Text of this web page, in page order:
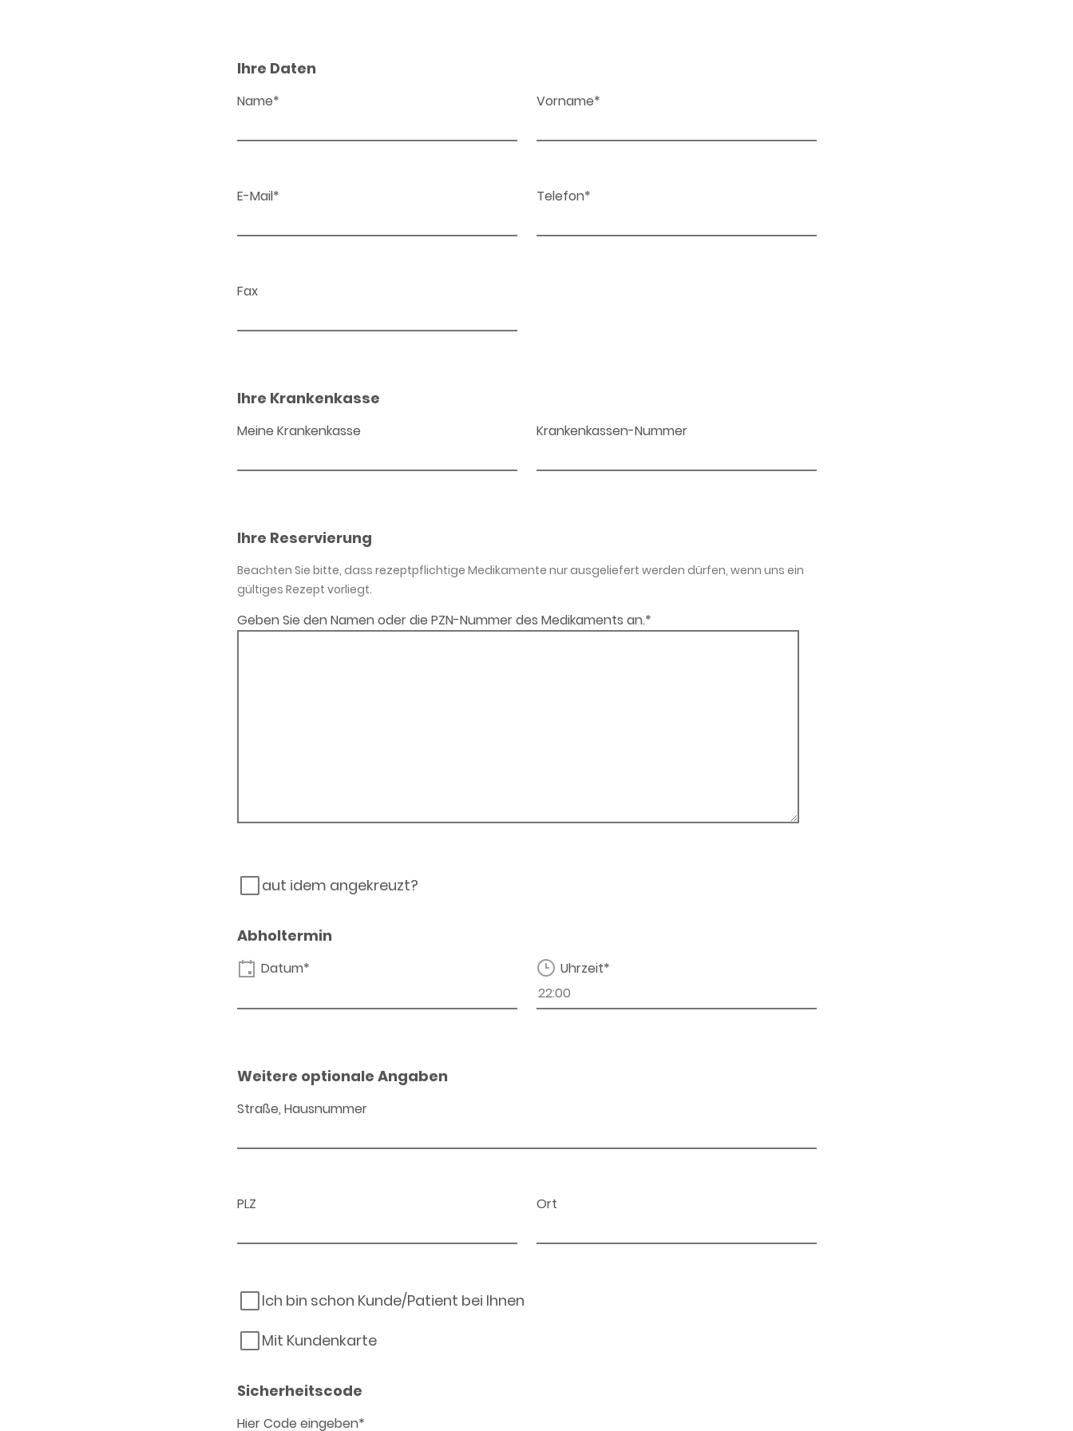
Ihre Daten
Name* Vorname*
E-Mail* Telefon*
Fax
Ihre Krankenkasse
Meine Krankenkasse Krankenkassen-Nummer
Ihre Reservierung
Beachten Sie bitte, dass rezeptpflichtige Medikamente nur ausgeliefert werden dürfen, wenn uns ein
gültiges Rezept vorliegt.
Geben Sie den Namen oder die PZN-Nummer des Medikaments an.*
aut idem angekreuzt?
Abholtermin
Datum* Uhrzeit*
Weitere optionale Angaben
Straße, Hausnummer
PLZ Ort
Ich bin schon Kunde/Patient bei Ihnen
Mit Kundenkarte
Sicherheitscode
Hier Code eingeben*